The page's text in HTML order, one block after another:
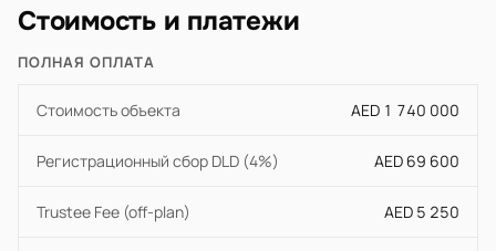
Стоимость и платежи
ПОЛНАЯ ОПЛАТА
Стоимость объекта AED 1 740 000
Регистрационный сбор DLD (4%) AED 69 600
Trustee Fee (off-plan) AED 5 250